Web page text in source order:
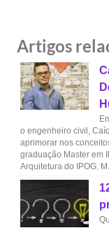
Artigos
o engenheiro civil,
aprimorar nos
graduação Master em
Arquitetura do IPOG.